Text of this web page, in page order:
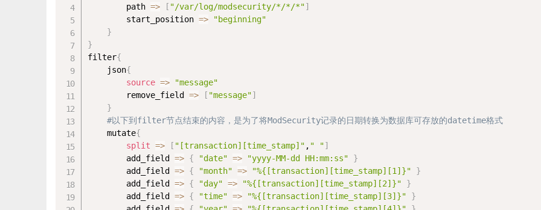
		path
=> [ "/var/log/modsecurity/*/*/*"]
		start_position
=>
"beginning"
}
}
filter{
	json
{
source =>
"message"
		remove_field
=> [ "message"]
}
#以下到filter节点结束的内容，是为了将ModSecurity记录的日期转换为数据库可存放的datetime格式
	mutate
{
split => [ "[transaction][time_stamp]" , " "]
		add_field
=> { "date" => "yyyy-MM-dd HH:mm:ss"
}
		add_field
=> { "month" => "%{[transaction][time_stamp][1]}"
}
		add_field
=> { "day" => "%{[transaction][time_stamp][2]}"
}
		add_field
=> { "time" => "%{[transaction][time_stamp][3]}"
}